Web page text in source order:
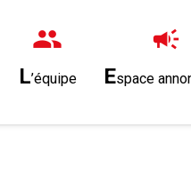
group
L’équipe
campaign
Espace